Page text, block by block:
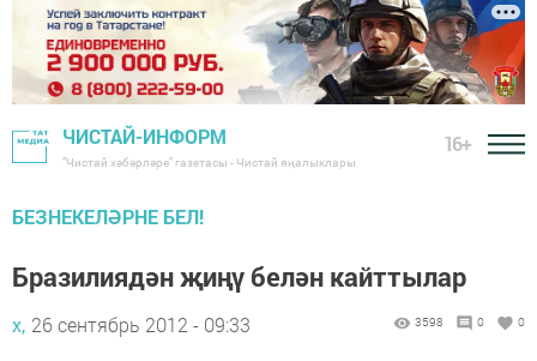
ЧИСТАЙ-ИНФОРМ
"Чистай хәбәрләре" газетасы - Чистай яңалыклары
16+
БЕЗНЕКЕЛӘРНЕ БЕЛ!
Бразилиядән җиңү белән кайттылар
х, 26 сентябрь 2012 - 09:33 3598 0 0